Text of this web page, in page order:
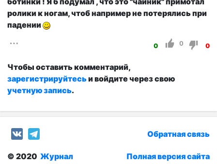
ролики к ногам, чтоб например не потерялись при
падении
0 0 0
Чтобы оставить комментарий,
зарегистрируйтесьи войдите через свою
учетную запись.
Обратная связь
© 2020 Журнал
Полная версия сайта